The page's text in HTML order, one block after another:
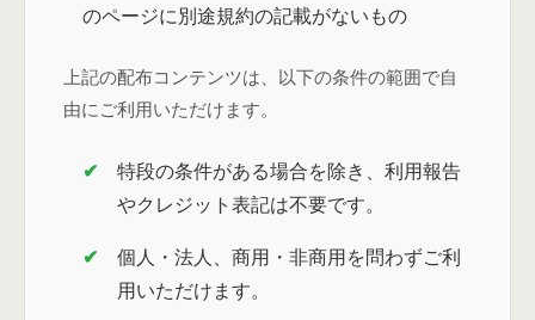
のページに別途規約の記載がないもの
上記の配布コンテンツは、以下の条件の範囲で自
由にご利用いただけます。
特段の条件がある場合を除き、利用報告
やクレジット表記は不要です。
個人・法人、商用・非商用を問わずご利
用いただけます。